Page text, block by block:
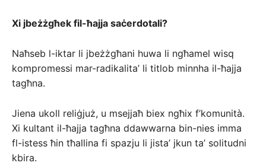
Xi jbeżżgħek fil-ħajja saċerdotali?
Naħseb l-iktar li jbeżżgħani huwa li ngħamel wisq
kompromessi mar-radikalita’ li titlob minnha il-ħajja
tagħna.
Jiena ukoll reliġjuż, u msejjaħ biex ngħix f’komunità.
Xi kultant il-ħajja tagħna ddawwarna bin-nies imma
fl-istess ħin tħallina fi spazju li jista’ jkun ta’ solitudni
kbira.